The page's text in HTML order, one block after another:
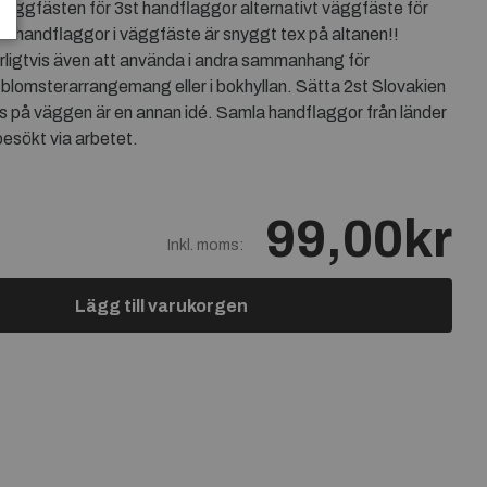
för 3st handflaggor alternativt väggfäste för
handflaggor i väggfäste är snyggt tex på altanen!!
även att använda i andra sammanhang för
eller i bokhyllan. Sätta 2st Slovakien
på väggen är en annan idé. Samla handflaggor från länder
via arbetet.
Inkl. moms: 99,00kr
Lägg till varukorgen